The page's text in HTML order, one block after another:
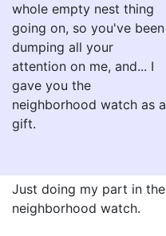
whole empty nest thing
going on, so you've been
dumping all your
attention on me, and... I
gave you the
neighborhood watch as a
gift.
Just doing my part in the
neighborhood watch.